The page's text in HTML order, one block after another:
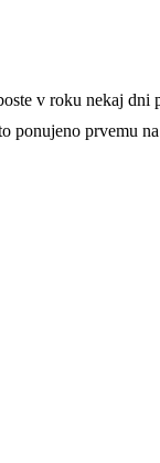
v roku nekaj dni
ponujeno prvemu